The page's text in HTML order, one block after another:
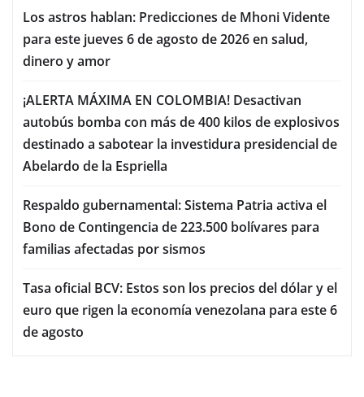
Los astros hablan: Predicciones de Mhoni Vidente
para este jueves 6 de agosto de 2026 en salud,
dinero y amor
¡ALERTA MÁXIMA EN COLOMBIA! Desactivan
autobús bomba con más de 400 kilos de explosivos
destinado a sabotear la investidura presidencial de
Abelardo de la Espriella
Respaldo gubernamental: Sistema Patria activa el
Bono de Contingencia de 223.500 bolívares para
familias afectadas por sismos
Tasa oficial BCV: Estos son los precios del dólar y el
euro que rigen la economía venezolana para este 6
de agosto